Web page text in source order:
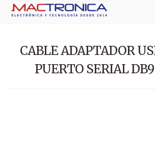
CABLE ADAPTADOR
PUERTO SERIAL